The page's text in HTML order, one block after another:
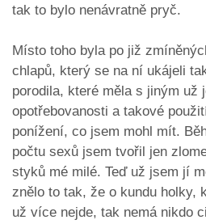
tak to bylo nenávratně pryč.
Místo toho byla po již
chlapů, který se na ní ukájeli
porodila, které měla s jiným už
opotřebovanosti a takové
ponížení, co jsem mohl mít.
počtu sexů jsem tvořil jen
styků mé milé. Teď už jsem jí
znělo to tak, že o kundu holky,
už více nejde, tak nemá nikdo